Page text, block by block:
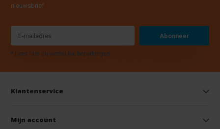
nieuwsbrief
Abonneer
* Lees hier de wettelijke beperkingen
Klantenservice
Mijn account